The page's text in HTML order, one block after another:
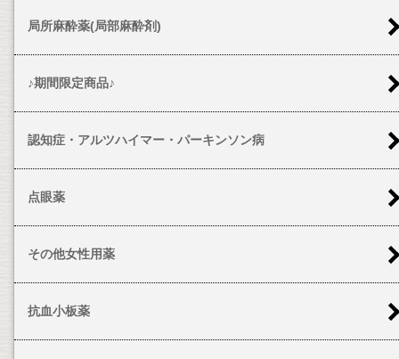
局所麻酔薬(局部麻酔剤)
♪期間限定商品♪
認知症・アルツハイマー・パーキンソン病
点眼薬
その他女性用薬
抗血小板薬